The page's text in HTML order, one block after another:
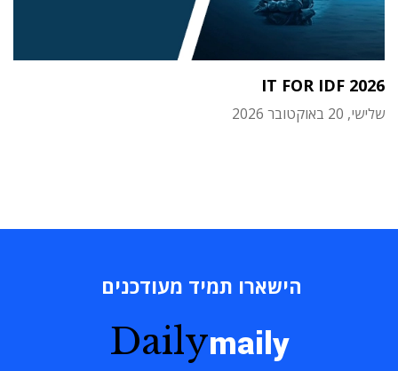
IT FOR IDF 2026
שלישי, 20 באוקטובר 2026
הישארו תמיד מעודכנים
Dailymaily